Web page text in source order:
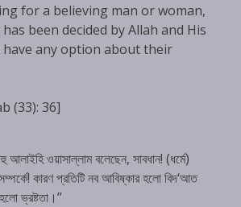
for a believing man or woman,
been decided by Allah and His
any option about their
(33): 36]
আলাইহি ওয়াসাল্লাম বলেছেন, সাবধান! (ধর্মে)
কারণ প্রতিটি নব আবিষ্কার হলো বিদ‘আত
ভ্রষ্টতা।”